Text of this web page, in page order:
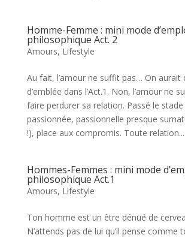
Homme-Femme : mini mode
philosophique Act. 2
Amours, Lifestyle
Au fait, l’amour ne suffit pas… On aurait
d’emblée dans l’Act.1. Non, l’amour ne
faire perdurer sa relation. Passé le
passionnée, passionnelle presque
!), place aux compromis. Toute relation...
Hommes-Femmes : mini mode
philosophique Act.1
Amours, Lifestyle
Ton homme est un être dénué de
N’attends pas de lui qu’il pense comme